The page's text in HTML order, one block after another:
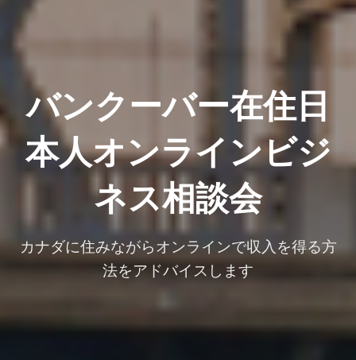
バンクーバー在住日
本人オンラインビジ
ネス相談会
カナダに住みながらオンラインで収入を得る方
法をアドバイスします